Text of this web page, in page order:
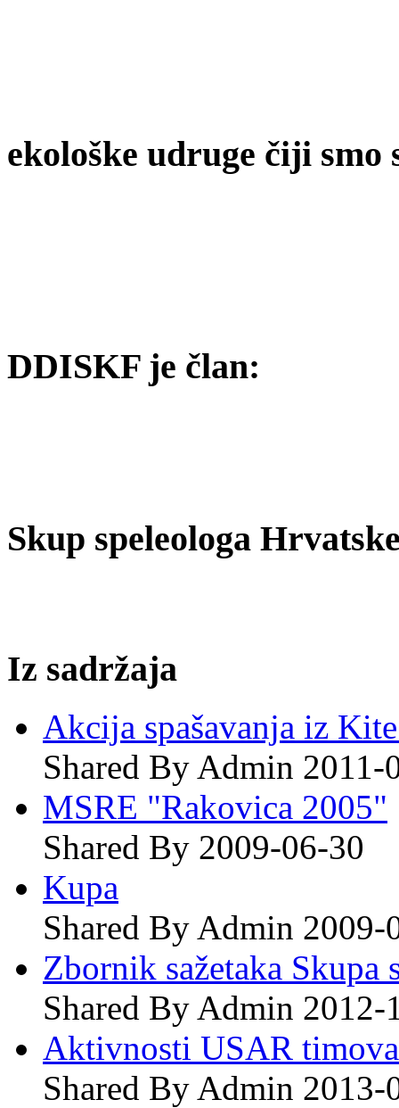
ekološke udruge čiji smo
DDISKF je član:
Skup speleologa
Iz sadržaja
Akcija spašavanja iz
Shared By Admin 2011-
MSRE "Rakovica 2005"
Shared By 2009-06-30
Kupa
Shared By Admin 2009-
Zbornik sažetaka Skupa
Shared By Admin 2012-
Aktivnosti USAR timova
Shared By Admin 2013-